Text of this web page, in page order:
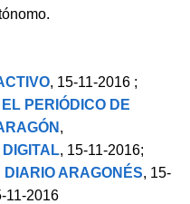
, 15-11-2016 ;
EL PERIÓDICO DE
,
, 15-11-2016;
DIARIO ARAGONÉS, 15-
11-2016